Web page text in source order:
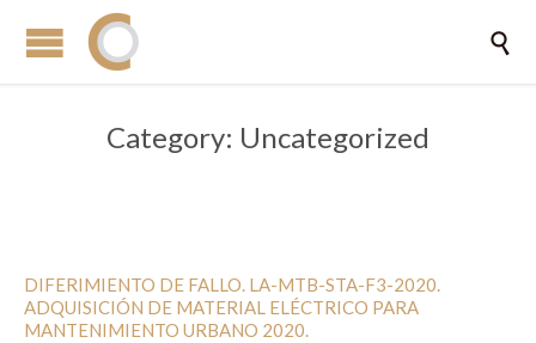

Category: Uncategorized
DIFERIMIENTO DE FALLO. LA-MTB-STA-F3-2020.
ADQUISICIÓN DE MATERIAL ELÉCTRICO PARA
MANTENIMIENTO URBANO 2020.